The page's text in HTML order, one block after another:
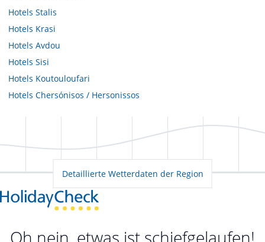
Hotels Stalis
Hotels Krasi
Hotels Avdou
Hotels Sisi
Hotels Koutouloufari
Hotels Chersónisos / Hersonissos
Detaillierte Wetterdaten der Region
Oh nein, etwas ist schiefgelaufen!